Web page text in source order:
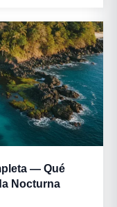
— Qué
Nocturna